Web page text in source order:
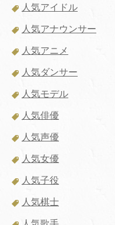
人気アイドル
人気アナウンサー
人気アニメ
人気ダンサー
人気モデル
人気俳優
人気声優
人気女優
人気子役
人気棋士